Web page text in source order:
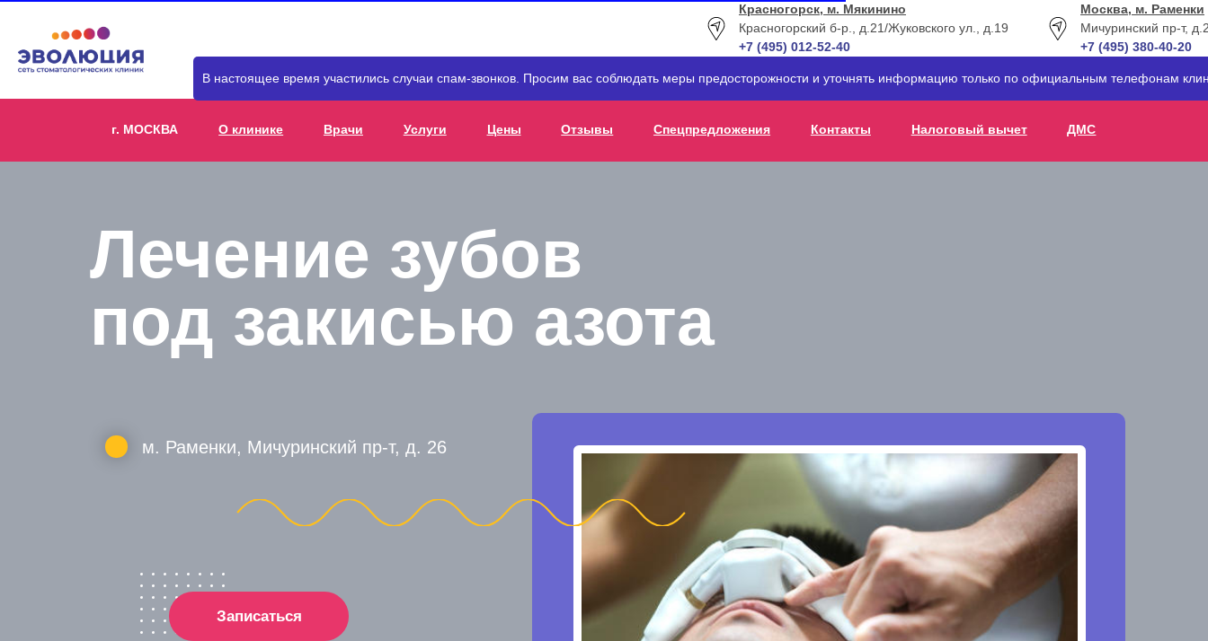
Красногорск, м. Мякинино
Красногорский б-р., д.21/Жуковского ул., д.19
+7 (495) 012-52-40
Москва, м. Раменки
Мичуринский пр-т,
+7 (495) 380-40-20
В настоящее время участились случаи спам-звонков. Просим вас соблюдать меры предосторожности и уточнять информацию только по официальным телефонам
г. МОСКВА О клинике Врачи Услуги Цены Отзывы Спецпредложения Контакты Налоговый вычет ДМС
Лечение зубов
под закисью азота
м. Раменки, Мичуринский пр-т, д. 26
Записаться